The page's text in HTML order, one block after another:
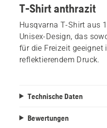
T-Shirt anthrazit
Husqvarna T-Shirt aus
Unisex-Design, das
für die Freizeit geeignet
reflektierendem Druck.
Technische Daten
Bewertungen